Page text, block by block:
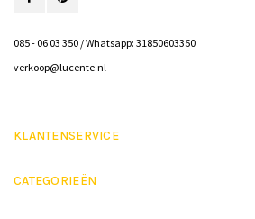
085 - 06 03 350 / Whatsapp: 31850603350
verkoop@lucente.nl
KLANTENSERVICE
CATEGORIEËN